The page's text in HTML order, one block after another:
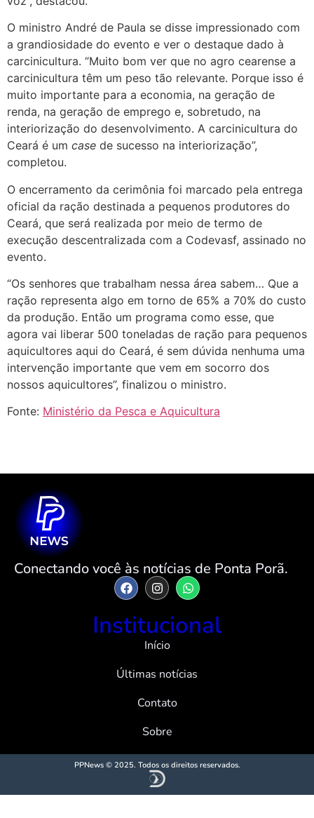
O ministro André de Paula se disse impressionado com
a grandiosidade do evento e ver o destaque dado à
carcinicultura. “Muito bom ver que no agro cearense a
carcinicultura têm um peso tão relevante. Porque isso é
muito importante para a economia, na geração de
renda, na geração de emprego e, sobretudo, na
interiorização do desenvolvimento. A carcinicultura do
Ceará é um case de sucesso na interiorização”,
completou.
O encerramento da cerimônia foi marcado pela entrega
oficial da ração destinada a pequenos produtores do
Ceará, que será realizada por meio de termo de
execução descentralizada com a Codevasf, assinado no
evento.
“Os senhores que trabalham nessa área sabem… Que a
ração representa algo em torno de 65% a 70% do custo
da produção. Então um programa como esse, que
agora vai liberar 500 toneladas de ração para pequenos
aquicultores aqui do Ceará, é sem dúvida nenhuma uma
intervenção importante que vem em socorro dos
nossos aquicultores”, finalizou o ministro.
Fonte: Ministério da Pesca e Aquicultura
Conectando você às notícias de Ponta Porã.
Institucional
Início
Últimas notícias
Contato
Sobre
PPNews © 2025. Todos os direitos reservados.